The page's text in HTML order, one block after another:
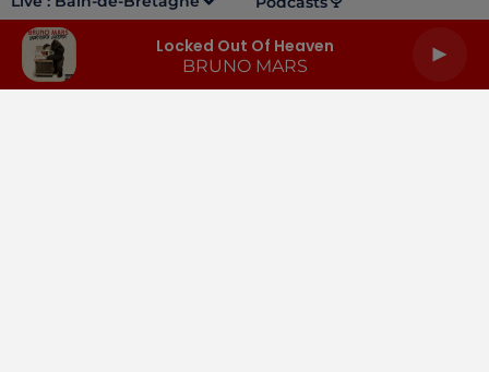
Locked Out Of Heaven
BRUNO MARS